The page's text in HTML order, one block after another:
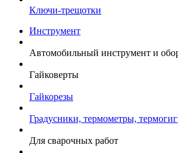
Ключи-трещотки
Инструмент
Автомобильный инструмент и
Гайковерты
Гайкорезы
Градусники, термометры,
Для сварочных работ